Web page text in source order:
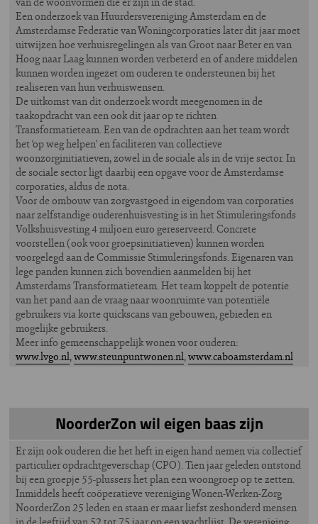
Een onderzoek van Huurdersvereniging Amsterdam en de
Amsterdamse Federatie van Woningcorporaties later dit jaar moet
uitwijzen hoe verhuisregelingen als van Groot naar Beter en van
Hoog naar Laag kunnen worden verbeterd en of andere middelen
kunnen worden ingezet om ouderen te ondersteunen bij het
realiseren van hun verhuiswensen.
De uitkomst van dit onderzoek wordt meegenomen in de
taakopdracht van een ook dit jaar op te richten
Transformatieteam. Een van de opdrachten aan het team wordt
het ‘op weg helpen’ en faciliteren van collectieve
woonzorginitiatieven, zowel in de sociale als in de vrije sector. In
de sociale sector ligt daarbij een opgave voor de Amsterdamse
corporaties, aldus de nota.
Voor de ombouw van zorgvastgoed in eigendom van corporaties
naar zelfstandige ouderenhuisvesting is in het Stimuleringsfonds
Volkshuisvesting 4 miljoen euro gereserveerd. Concrete
voorstellen (ook voor groepsinitiatieven) kunnen worden
voorgelegd aan de Commissie Stimuleringsfonds. Eigenaren van
lege panden kunnen zich bovendien aanmelden bij het
Amsterdams Transformatieteam. Het team koppelt de potentie
van het pand aan de vraag naar woonruimte van potentiële
gebruikers via korte quickscans van gebouwen, gebieden en
mogelijke gebruikers.
Meer info gemeenschappelijk wonen voor ouderen:
www.lvgo.nl,www.steunpuntwonen.nl,www.caboamsterdam.nl
NoorderZon wil eigen baas zijn
Er zijn ook ouderen die het heft in eigen hand nemen via collectief
particulier opdrachtgeverschap (CPO). Tien jaar geleden ontstond
bij een groepje 55-plussers het plan een woongroep op te zetten.
Inmiddels heeft coöperatieve vereniging Wonen-Werken-Zorg
NoorderZon 25 leden en staan er maar liefst zeshonderd mensen